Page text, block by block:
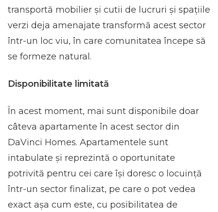
transportă mobilier și cutii de lucruri și spațiile
verzi deja amenajate transformă acest sector
într-un loc viu, în care comunitatea începe să
se formeze natural.
Disponibilitate limitată
În acest moment, mai sunt disponibile doar
câteva apartamente în acest sector din
DaVinci Homes. Apartamentele sunt
intabulate și reprezintă o oportunitate
potrivită pentru cei care își doresc o locuință
într-un sector finalizat, pe care o pot vedea
exact așa cum este, cu posibilitatea de